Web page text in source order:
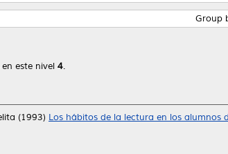
Group
este nivel 4.
(1993) Los hábitos de la lectura en los alumnos